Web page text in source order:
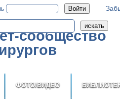
сообщество
ФОТО/ВИДЕО